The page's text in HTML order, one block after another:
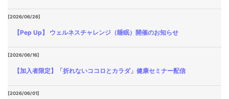
よく
ある
質問
FAQ
[2026/06/26]
【Pep Up】 ウェルネスチャレンジ（睡眠）開催のお知らせ
[2026/06/16]
【加入者限定】「折れないココロとカラダ」健康セミナー配信
[2026/06/01]